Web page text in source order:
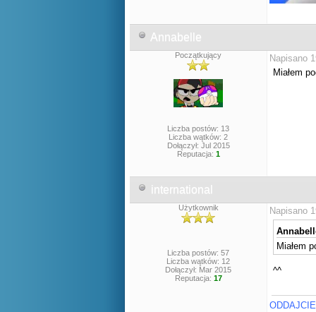
Annabelle
Początkujący
Liczba postów: 13
Liczba wątków: 2
Dołączył: Jul 2015
Reputacja: 1
Napisano
Miałem
international
Użytkownik
Liczba postów: 57
Liczba wątków: 12
Dołączył: Mar 2015
Reputacja: 17
Napisano
Miałem
^^